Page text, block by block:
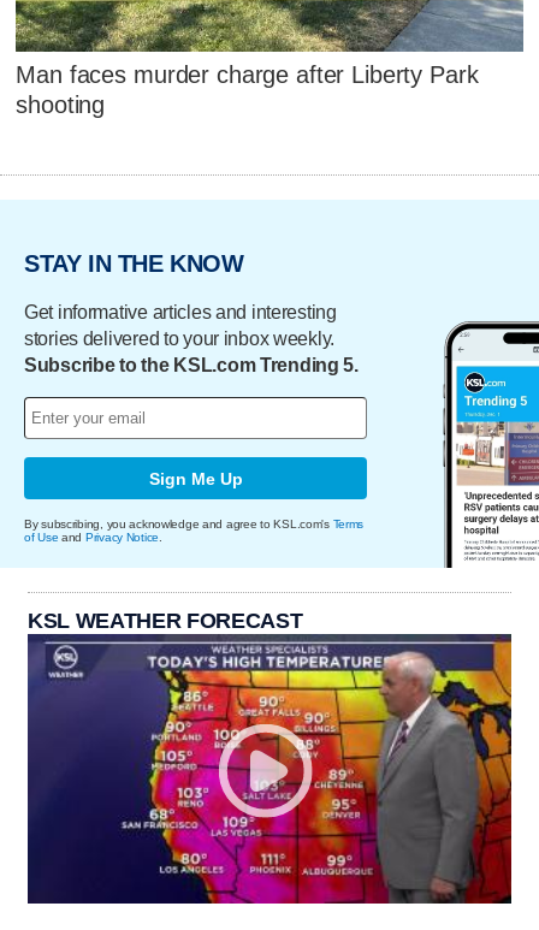
Man faces murder charge after Liberty Park
shooting
STAY IN THE KNOW
Get informative articles and interesting
stories delivered to your inbox weekly.
Subscribe to the KSL.com Trending 5.
Sign Me Up
By subscribing, you acknowledge and agree to KSL.com's Terms
of Use and Privacy Notice.
KSL WEATHER FORECAST